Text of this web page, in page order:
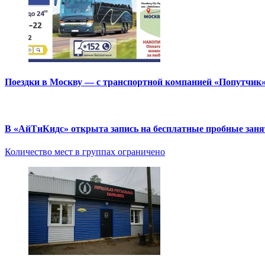
Поездки в Москву — с транспортной компанией «Попутчик»
В «АйТиКидс» открыта запись на бесплатные пробные
Количество мест в группах ограничено